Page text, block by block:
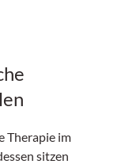
Therapie im
sitzen